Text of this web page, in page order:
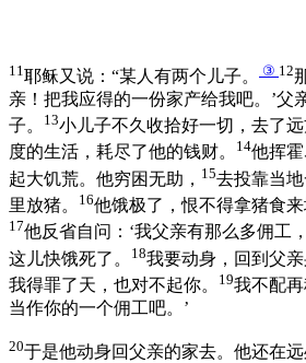
11 耶稣又说：“某人有两个儿子。 ③ 12
亲！把我应得的一份家产给我吧。’父
子。
13小儿子不久收拾好一切，去了
度的生活，耗尽了他的钱财。
14他挥
起大饥荒。他穷困无助， 15去投靠当
里放猪。
16他饿极了，恨不得拿猪食来
17他反省自问：‘我父亲有那么多佣工
这儿快饿死了。
18我要动身，回到父
我得罪了天，也对不起你。
19我不配
当作你的一个佣工吧。’
20于是他动身回父亲的家去。他还在